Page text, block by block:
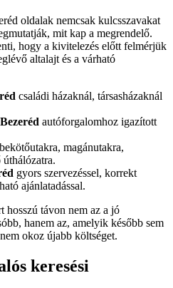
oldalak nemcsak kulcsszavakat
mit kap a megrendelő.
hogy a kivitelezés előtt felmérjük
altalajt és a várható
családi házaknál, társasházaknál
autóforgalomhoz igazított
bekötőutakra, magánutakra,
gyors szervezéssel, korrekt
ajánlatadással.
hosszú távon nem az a jó
hanem az, amelyik később sem
okoz újabb költséget.
keresési